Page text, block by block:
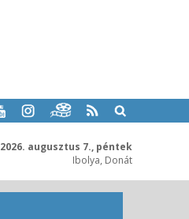
2026. augusztus 7., péntek
Ibolya, Donát